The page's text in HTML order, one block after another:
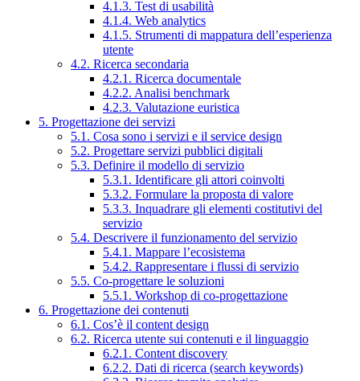
4.1.3. Test di usabilità
4.1.4. Web analytics
4.1.5. Strumenti di mappatura dell’esperienza
utente
4.2. Ricerca secondaria
4.2.1. Ricerca documentale
4.2.2. Analisi benchmark
4.2.3. Valutazione euristica
5. Progettazione dei servizi
5.1. Cosa sono i servizi e il service design
5.2. Progettare servizi pubblici digitali
5.3. Definire il modello di servizio
5.3.1. Identificare gli attori coinvolti
5.3.2. Formulare la proposta di valore
5.3.3. Inquadrare gli elementi costitutivi del
servizio
5.4. Descrivere il funzionamento del servizio
5.4.1. Mappare l’ecosistema
5.4.2. Rappresentare i flussi di servizio
5.5. Co-progettare le soluzioni
5.5.1. Workshop di co-progettazione
6. Progettazione dei contenuti
6.1. Cos’è il content design
6.2. Ricerca utente sui contenuti e il linguaggio
6.2.1. Content discovery
6.2.2. Dati di ricerca (search keywords)